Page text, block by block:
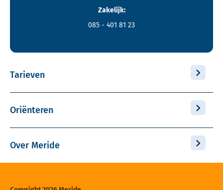
Zakelijk:
085 - 401 81 23
Tarieven
Oriënteren
Over Meride